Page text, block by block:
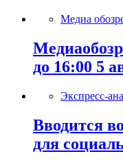
Медиа
до 16:00 5
Экспресс-
Вводится
для